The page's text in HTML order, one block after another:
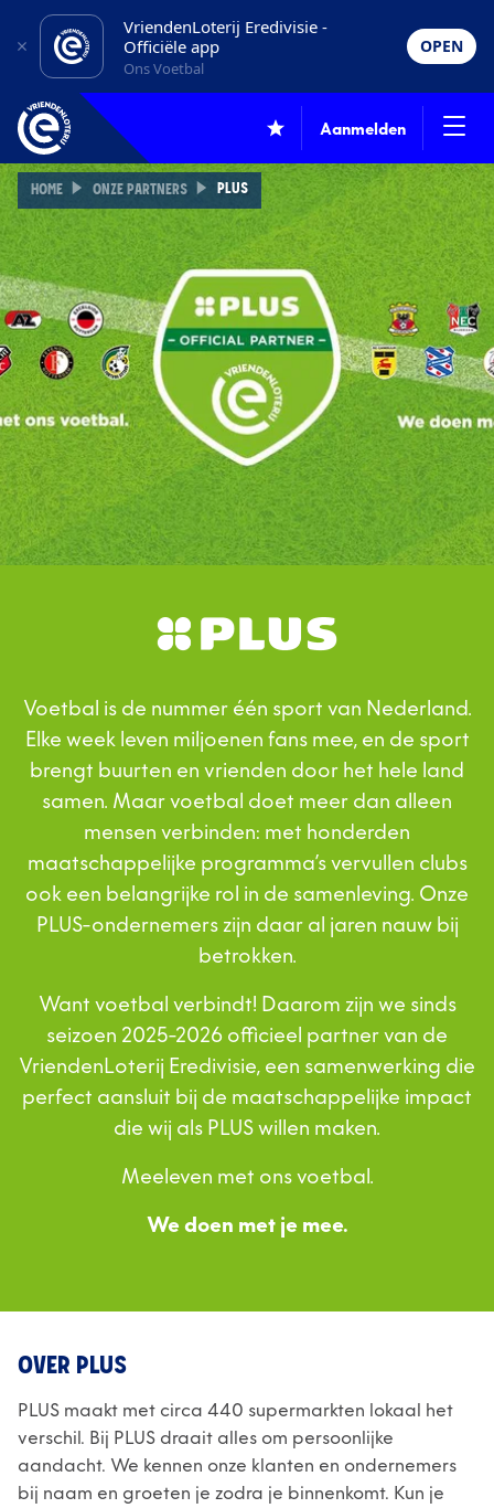
VriendenLoterij Eredivisie -
Officiële app
Ons Voetbal
OPEN
Aanmelden
HOME ONZE PARTNERS PLUS
Voetbal is de nummer één sport van Nederland.
Elke week leven miljoenen fans mee, en de sport
brengt buurten en vrienden door het hele land
samen. Maar voetbal doet meer dan alleen
mensen verbinden: met honderden
maatschappelijke programma’s vervullen clubs
ook een belangrijke rol in de samenleving. Onze
PLUS-ondernemers zijn daar al jaren nauw bij
betrokken.
Want voetbal verbindt! Daarom zijn we sinds
seizoen 2025-2026 officieel partner van de
VriendenLoterij Eredivisie, een samenwerking die
perfect aansluit bij de maatschappelijke impact
die wij als PLUS willen maken.
Meeleven met ons voetbal.
We doen met je mee.
OVER PLUS
PLUS maakt met circa 440 supermarkten lokaal het
verschil. Bij PLUS draait alles om persoonlijke
aandacht. We kennen onze klanten en ondernemers
bij naam en groeten je zodra je binnenkomt. Kun je